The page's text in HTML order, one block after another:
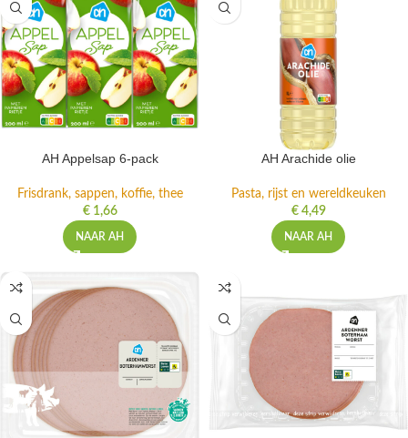
AH Appelsap 6-pack
Frisdrank, sappen, koffie, thee
€1,66
NAAR AH
AH Arachide olie
Pasta, rijst en wereldkeuken
€4,49
NAAR AH